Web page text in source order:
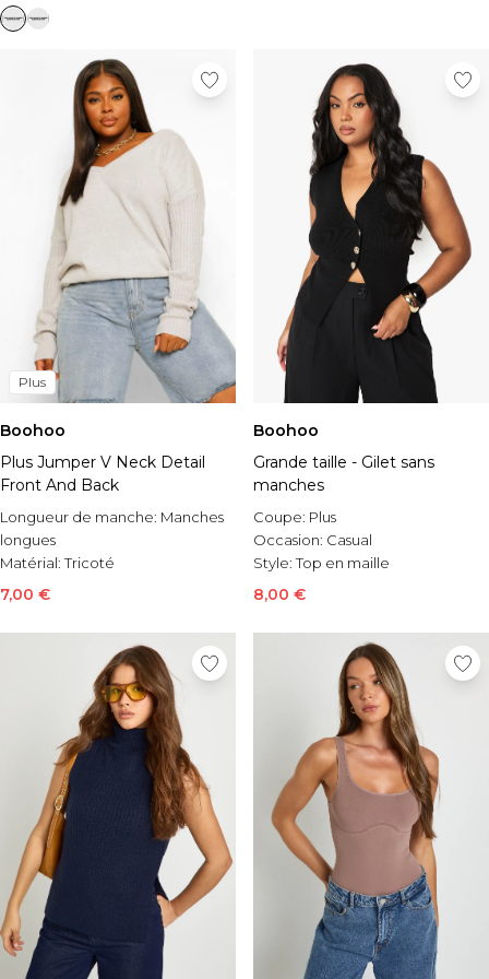
Chapeaux, gants et écharpes
Sous-vêtements
Sacs et portefeuilles
Ceintures
Shoppez par collection
BOOHOOMAN | Ronaldinho
BOOHOOMAN | Patrice Evra
Vacances
Common Pace
Training Dept
One More Rep
Indispensables
Tenues De Soirée
Plus
Boohoo
Plus Jumper V Neck Detail
Front And Back
Longueur de manche: Manches
longues
Matérial:Tricoté
Occasion:
7,00 €
Boohoo
Grande taille - Gilet sans
manches
Coupe: Plus
Occasion: Casual
Style:Top en maille
8,00 €